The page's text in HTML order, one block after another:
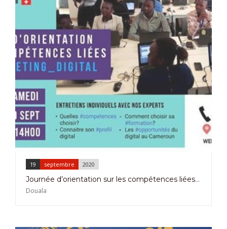
19 septembre 2020
Journée d’orientation sur les compétences liées au marketing digital
Douala